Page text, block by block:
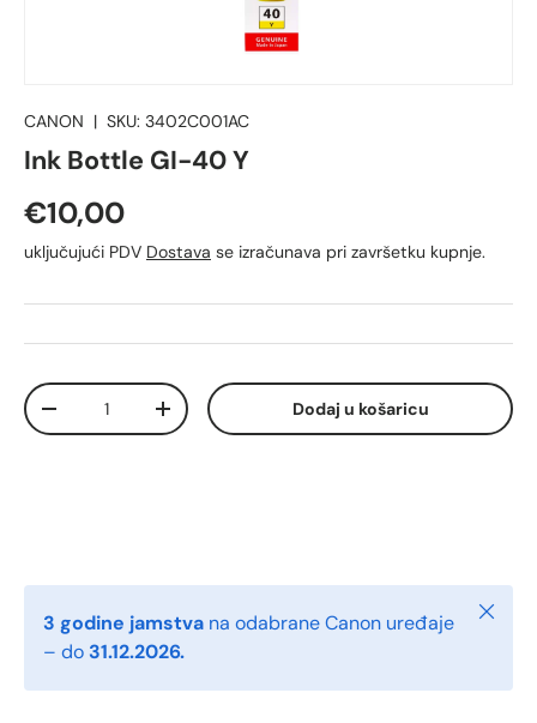
CANON | SKU: 3402C001AC
Ink Bottle GI-40 Y
Redovna cijena
€10,00
uključujući PDV Dostava se izračunava pri završetku kupnje.
Količina
Smanji količinuPovećaj količinuDodaj u košaricu
3 godine jamstva na odabrane Canon uređaje
– do 31.12.2026.
Zatvori